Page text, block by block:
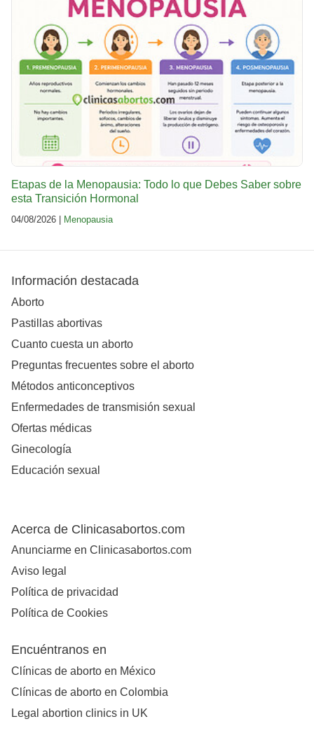
Etapas de la Menopausia: Todo lo que Debes Saber sobre
esta Transición Hormonal
04/08/2026 | Menopausia
Información destacada
Aborto
Pastillas abortivas
Cuanto cuesta un aborto
Preguntas frecuentes sobre el aborto
Métodos anticonceptivos
Enfermedades de transmisión sexual
Ofertas médicas
Ginecología
Educación sexual
Acerca de Clinicasabortos.com
Anunciarme en Clinicasabortos.com
Aviso legal
Política de privacidad
Política de Cookies
Encuéntranos en
Clínicas de aborto en México
Clínicas de aborto en Colombia
Legal abortion clinics in UK